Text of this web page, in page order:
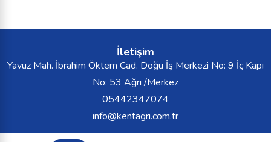
İletişim
Yavuz Mah. İbrahim Öktem Cad. Doğu İş Merkezi No: 9 İç Kapı
No: 53 Ağrı /Merkez
05442347074
info@kentagri.com.tr
Kent Ağrı Tüm Hakları Saklıdır.